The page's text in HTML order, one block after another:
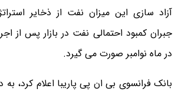
آزاد سازی این میزان نفت از ذخایر
جبران کمبود احتمالی نفت در بازار پس از
در ماه نوامبر صورت می گیرد.
بانک فرانسوی بی ان پی پاریبا اعلام کرد، به